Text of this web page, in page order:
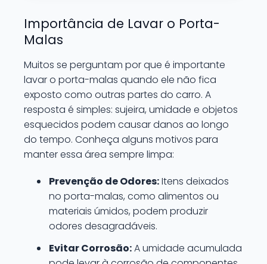
Importância de Lavar o Porta-
Malas
Muitos se perguntam por que é importante
lavar o porta-malas quando ele não fica
exposto como outras partes do carro. A
resposta é simples: sujeira, umidade e objetos
esquecidos podem causar danos ao longo
do tempo. Conheça alguns motivos para
manter essa área sempre limpa:
Prevenção de Odores:Itens deixados
no porta-malas, como alimentos ou
materiais úmidos, podem produzir
odores desagradáveis.
Evitar Corrosão:A umidade acumulada